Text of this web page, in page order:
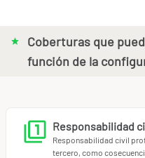
Hemos desarrollado un
También se incluyen los
Coberturas que
función de la
Responsabilidad
Responsabilidad civil
tercero, como